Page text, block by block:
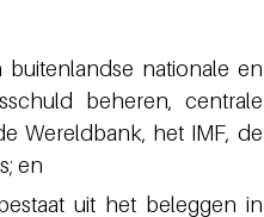
nationale en
beheren, centrale
Wereldbank, het IMF, de
en
uit het beleggen in